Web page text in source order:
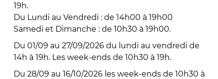
19h.
Du Lundi au Vendredi : de 14h00 à 19h00
Samedi et Dimanche : de 10h30 à 19h00.
Du 01/09 au 27/09/2026 du lundi au vendredi de
14h à 19h. Les week-ends de 10h30 à 19h.
Du 28/09 au 16/10/2026 les week-ends de 10h30 à